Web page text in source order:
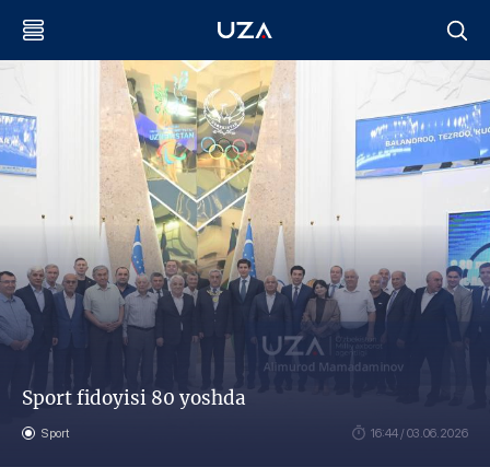
Sport fidoyisi 80 yoshda
Sport 16:44 / 03.06.2026